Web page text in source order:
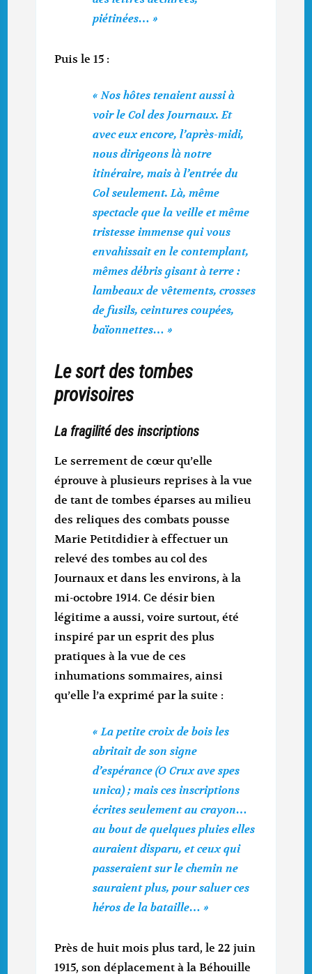
piétinées… »
Puis le 15 :
« Nos hôtes tenaient aussi à
voir le Col des Journaux. Et
avec eux encore, l’après-midi,
nous dirigeons là notre
itinéraire, mais à l’entrée du
Col seulement. Là, même
spectacle que la veille et même
tristesse immense qui vous
envahissait en le contemplant,
mêmes débris gisant à terre :
lambeaux de vêtements, crosses
de fusils, ceintures coupées,
baïonnettes… »
Le sort des tombes
provisoires
La fragilité des inscriptions
Le serrement de cœur qu’elle
éprouve à plusieurs reprises à la vue
de tant de tombes éparses au milieu
des reliques des combats pousse
Marie Petitdidier à effectuer un
relevé des tombes au col des
Journaux et dans les environs, à la
mi-octobre 1914. Ce désir bien
légitime a aussi, voire surtout, été
inspiré par un esprit des plus
pratiques à la vue de ces
inhumations sommaires, ainsi
qu’elle l’a exprimé par la suite :
« La petite croix de bois les
abritait de son signe
d’espérance (O Crux ave spes
unica) ; mais ces inscriptions
écrites seulement au crayon…
au bout de quelques pluies elles
auraient disparu, et ceux qui
passeraient sur le chemin ne
sauraient plus, pour saluer ces
héros de la bataille… »
Près de huit mois plus tard, le 22 juin
1915, son déplacement à la Béhouille